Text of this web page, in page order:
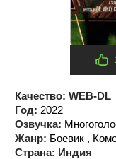
Качество: WEB-DL
Год: 2022
Озвучка:
Жанр: Боевик ,
Страна: Индия